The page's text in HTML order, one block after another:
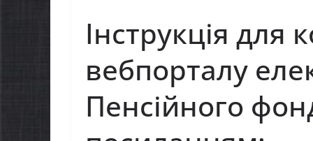
Інструкція для
вебпорталу
ПенсійногоУкраїни
щодо